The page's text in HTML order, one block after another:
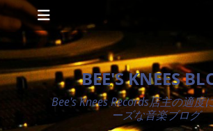
コ
ン
テ
ン
ツ
へ
ッ
メインメニュー
BEE'S KNEES
Bee's Knees Records店主の適度
ーズな音楽ブログ